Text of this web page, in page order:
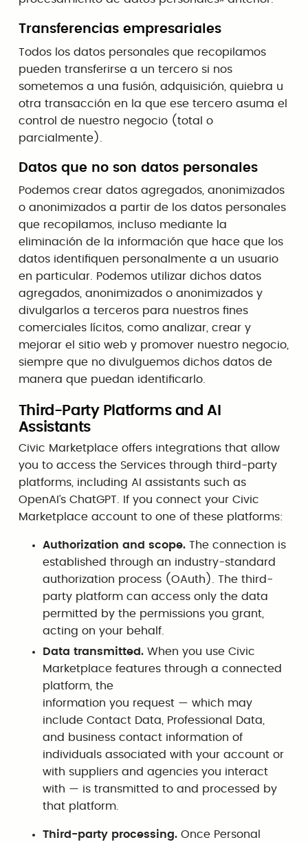
Transferencias empresariales
Todos los datos personales que recopilamos
pueden transferirse a un tercero si nos
sometemos a una fusión, adquisición, quiebra u
otra transacción en la que ese tercero asuma el
control de nuestro negocio (total o
parcialmente).
Datos que no son datos personales
Podemos crear datos agregados, anonimizados
o anonimizados a partir de los datos personales
que recopilamos, incluso mediante la
eliminación de la información que hace que los
datos identifiquen personalmente a un usuario
en particular. Podemos utilizar dichos datos
agregados, anonimizados o anonimizados y
divulgarlos a terceros para nuestros fines
comerciales lícitos, como analizar, crear y
mejorar el sitio web y promover nuestro negocio,
siempre que no divulguemos dichos datos de
manera que puedan identificarlo.
Third-Party Platforms and AI
Assistants
Civic Marketplace offers integrations that allow
you to access the Services through third-party
platforms, including AI assistants such as
OpenAI’s ChatGPT. If you connect your Civic
Marketplace account to one of these platforms:
Authorization and scope. The connection is
established through an industry-standard
authorization process (OAuth). The third-
party platform can access only the data
permitted by the permissions you grant,
acting on your behalf.
Data transmitted. When you use Civic
Marketplace features through a connected
platform, the
information you request — which may
include Contact Data, Professional Data,
and business contact information of
individuals associated with your account or
with suppliers and agencies you interact
with — is transmitted to and processed by
that platform.
Third-party processing. Once Personal